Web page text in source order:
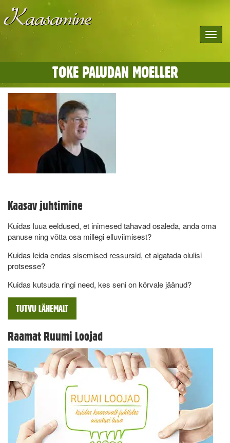
Toggle
TOKE PALUDAN MOELLER
Kaasav juhtimine
Kuidas luua eeldused, et inimesed tahavad osaleda, anda oma
panuse ning võtta osa millegi elluviimisest?
Kuidas leida endas sisemised ressursid, et algatada olulisi
protsesse?
Kuidas kutsuda ringi need, kes seni on kõrvale jäänud?
TUTVU LÄHEMALT
Raamat Ruumi Loojad